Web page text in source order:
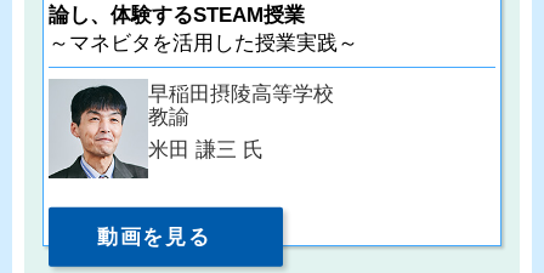
論し、体験するSTEAM授業
～マネビタを活用した授業実践～
早稲田摂陵高等学校
教諭
米田 謙三 氏
動画を見る